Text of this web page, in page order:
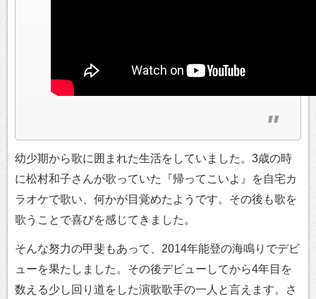
幼少期から歌に囲まれた生活をしていました。3歳の時
に松村和子さんが歌っていた『帰ってこいよ』を自宅カ
ラオケで歌い、何かが目覚めたようです。その後も歌を
歌うことで喜びを感じてきました。
そんな努力の甲斐もあって、2014年能登の海鳴りでデビ
ューを果たしました。その後デビューしてから4年目を
数える少し回り道をした演歌歌手の一人と言えます。さ